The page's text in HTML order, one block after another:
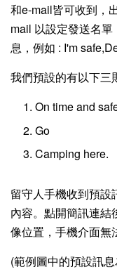
和e-mail皆可收到，
mail 以設定發送名
息，例如 : I'm
我們預設的有以下三
On time and
Go
Camping here.
留守人手機收到預設
內容。點開簡訊連結
像位置，手機介面無
(範例圖中的預設訊